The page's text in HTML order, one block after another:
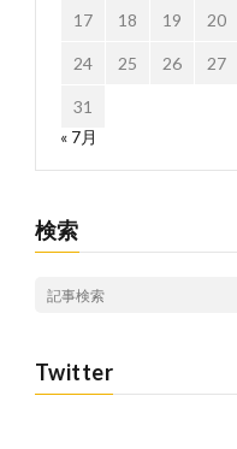
17 18 19 20
24 25 26 27
31
« 7月
検索
Twitter